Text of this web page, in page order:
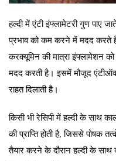
हल्दी में एंटी इंफ्लामेटरी गुण पाए
प्रभाव को कम करने में मदद करते
करक्यूमिन की मात्रा इंफ्लामेशन
मदद करती है। इसमें मौजूद
राहत दिलाती है।
किसी भी रेसिपी में हल्दी के साथ
की प्राप्ति होती है, जिससे पोषक
तैयार करने के दौरान हल्दी के साथ